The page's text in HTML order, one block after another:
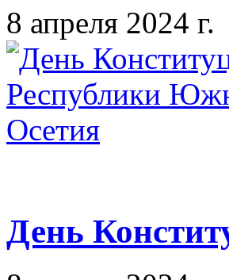
8 апреля 2024 г.
День